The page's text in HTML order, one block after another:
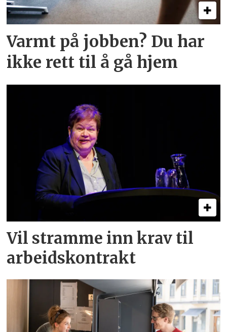
Varmt på jobben? Du har
ikke rett til å gå hjem
Vil stramme inn krav til
arbeids­kontrakt